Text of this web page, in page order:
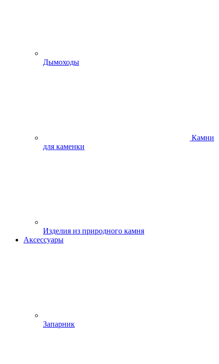
Дымоходы
Камни
для каменки
Изделия из природного камня
Аксессуары
Запарник